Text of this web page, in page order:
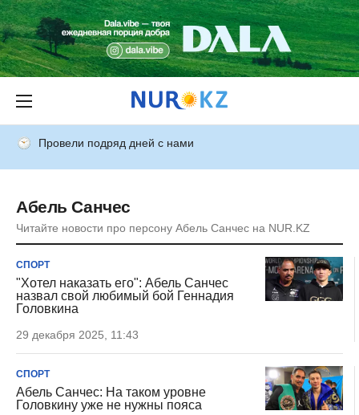
Провели подряд дней с нами
Абель Санчес
Читайте новости про персону Абель Санчес на NUR.KZ
СПОРТ
"Хотел наказать его": Абель Санчес
назвал свой любимый бой Геннадия
Головкина
29 декабря 2025, 11:43
СПОРТ
Абель Санчес: На таком уровне
Головкину уже не нужны пояса